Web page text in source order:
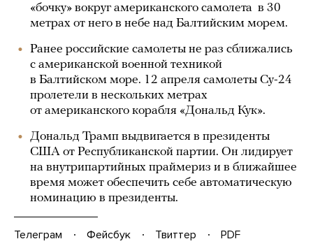
«бочку» вокруг американского самолета в 30
метрах от него в небе над Балтийским морем.
Ранее российские самолеты не раз сближались
с американской военной техникой
в Балтийском море. 12 апреля самолеты Су-24
пролетели в нескольких метрах
от американского корабля «Дональд Кук».
Дональд Трамп выдвигается в президенты
США от Республиканской партии. Он лидирует
на внутрипартийных праймериз и в ближайшее
время может обеспечить себе автоматическую
номинацию в президенты.
Телеграм Фейсбук Твиттер
PDF